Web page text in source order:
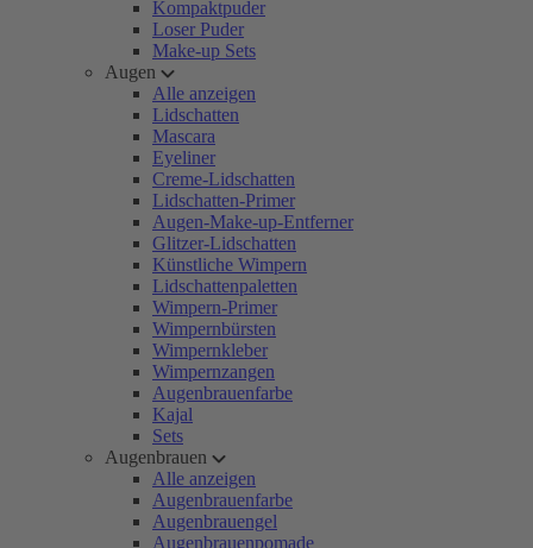
Kompaktpuder
Loser Puder
Make-up Sets
Augen
Alle anzeigen
Lidschatten
Mascara
Eyeliner
Creme-Lidschatten
Lidschatten-Primer
Augen-Make-up-Entferner
Glitzer-Lidschatten
Künstliche Wimpern
Lidschattenpaletten
Wimpern-Primer
Wimpernbürsten
Wimpernkleber
Wimpernzangen
Augenbrauenfarbe
Kajal
Sets
Augenbrauen
Alle anzeigen
Augenbrauenfarbe
Augenbrauengel
Augenbrauenpomade